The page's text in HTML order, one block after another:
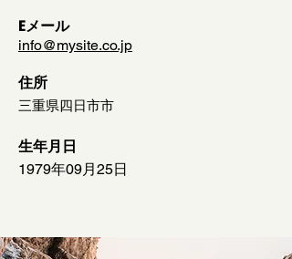
Eメール
info@mysite.co.jp
住所
三重県四日市市
生年月日
1979年09月25日